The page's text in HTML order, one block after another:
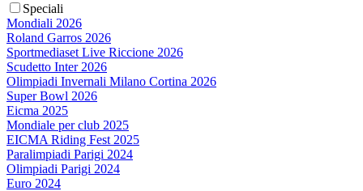
Speciali
Mondiali 2026
Roland Garros 2026
Sportmediaset Live Riccione 2026
Scudetto Inter 2026
Olimpiadi Invernali Milano Cortina 2026
Super Bowl 2026
Eicma 2025
Mondiale per club 2025
EICMA Riding Fest 2025
Paralimpiadi Parigi 2024
Olimpiadi Parigi 2024
Euro 2024